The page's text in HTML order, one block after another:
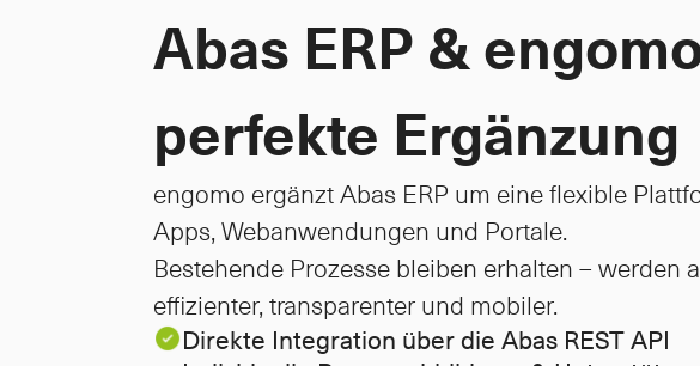
Abas ERP &
perfekte Ergänzung
engomo ergänzt Abas ERP um eine flexible
Apps, Webanwendungen und Portale.
Bestehende Prozesse bleiben erhalten – werden
effizienter, transparenter und mobiler.
Direkte Integration über die Abas REST API